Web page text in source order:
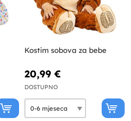
Kostim sobova za bebe
20,99 €
DOSTUPNO